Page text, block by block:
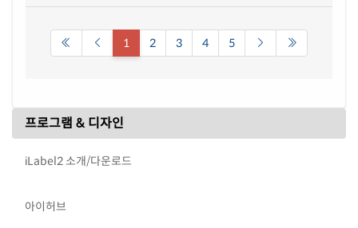
1 2 3 4 5
프로그램 & 디자인
iLabel2 소개/다운로드
아이허브